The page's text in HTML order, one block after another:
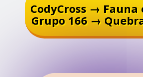
CodyCross →
Grupo 166 →